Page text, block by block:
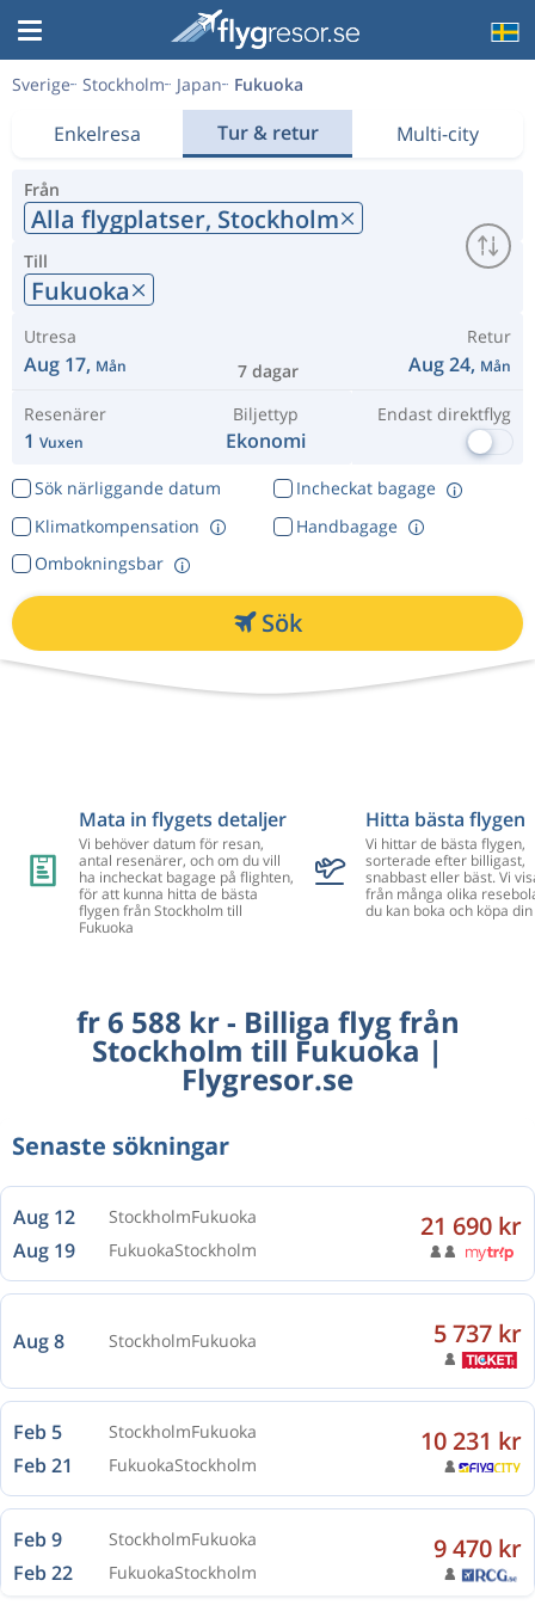
Sverige Stockholm Japan Fukuoka
Enkelresa Tur & retur Multi-city
Från
Alla flygplatser, Stockholm
Till
Fukuoka
Utresa
Aug 17, Mån 7 dagar
Retur
Aug 24, Mån
Resenärer
1 Vuxen
Biljettyp
Ekonomi
Endast direktflyg
Sök närliggande datum
Incheckat bagage
Klimatkompensation
Ombokningsbar
Handbagage
Sök
Mata in flygets detaljer
Vi behöver datum för resan,
antal resenärer, och om du vill
ha incheckat bagage på flighten,
för att kunna hitta de bästa
flygen från Stockholm till
Fukuoka
Hitta bästa flygen
Vi hittar de bästa flygen,
sorterade efter billigast,
snabbast eller bäst. Vi
från många olika
du kan boka och köpa
fr 6 588 kr - Billiga flyg från
Stockholm till Fukuoka |
Flygresor.se
Senaste sökningar
Aug 12 StockholmFukuoka
Aug 19 FukuokaStockholm
21 690 kr
Aug 8 StockholmFukuoka 5 737 kr
Feb 5 StockholmFukuoka
Feb 21 FukuokaStockholm
10 231 kr
Feb 9 StockholmFukuoka
Feb 22 FukuokaStockholm
9 470 kr